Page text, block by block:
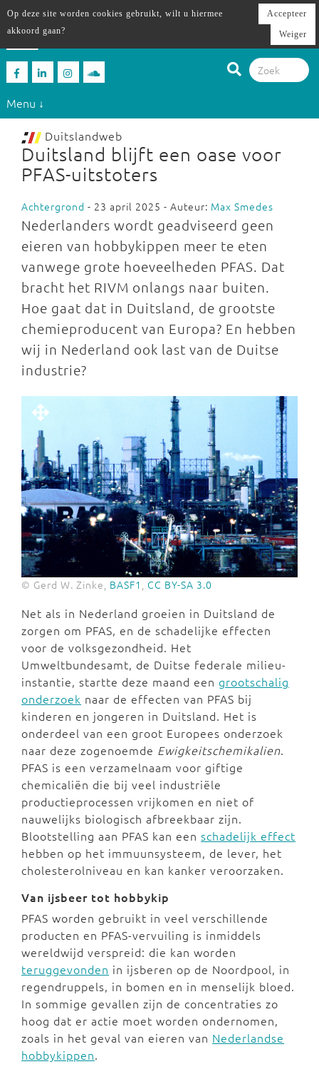
Menu ↓
Duitslandweb
Duitsland blijft een oase voor
PFAS-uitstoters
Achtergrond - 23 april 2025 - Auteur: Max Smedes
Nederlanders wordt geadviseerd geen
eieren van hobbykippen meer te eten
vanwege grote hoeveelheden PFAS. Dat
bracht het RIVM onlangs naar buiten.
Hoe gaat dat in Duitsland, de grootste
chemieproducent van Europa? En hebben
wij in Nederland ook last van de Duitse
industrie?
© Gerd W. Zinke, BASF1 CC BY-SA 3.0
Net als in Nederland groeien in Duitsland de
zorgen om PFAS, en de schadelijke effecten
voor de volksgezondheid. Het
Umweltbundesamt, de Duitse federale milieu-
instantie, startte deze maand een grootschalig
onderzoek naar de effecten van PFAS bij
kinderen en jongeren in Duitsland. Het is
onderdeel van een groot Europees onderzoek
naar deze zogenoemde Ewigkeitschemikalien.
PFAS is een verzamelnaam voor giftige
chemicaliën die bij veel industriële
productieprocessen vrijkomen en niet of
nauwelijks biologisch afbreekbaar zijn.
Blootstelling aan PFAS kan een schadelijk effect
hebben op het immuunsysteem, de lever, het
cholesterolniveau en kan kanker veroorzaken.
Van ijsbeer tot hobbykip
PFAS worden gebruikt in veel verschillende
producten en PFAS-vervuiling is inmiddels
wereldwijd verspreid: die kan worden
teruggevonden in ijsberen op de Noordpool, in
regendruppels, in bomen en in menselijk bloed.
In sommige gevallen zijn de concentraties zo
hoog dat er actie moet worden ondernomen,
zoals in het geval van eieren van Nederlandse
hobbykippen.
Op deze site worden cookies gebruikt, wilt u hiermee
akkoord gaan?
Accepteer
Weiger